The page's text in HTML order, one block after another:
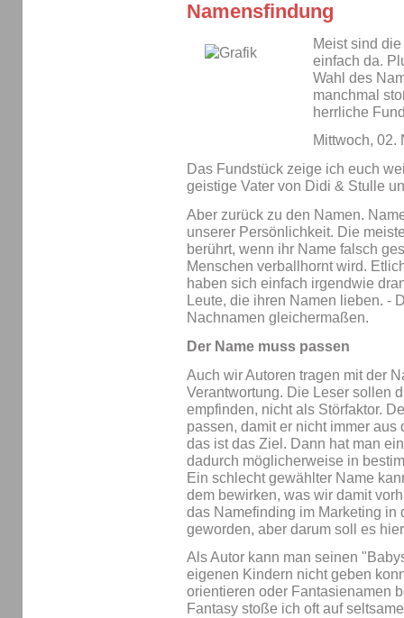
Namensfindung
Meist sind
einfach da.
Wahl des
manchmal
herrliche
Mittwoch, 02.
Das Fundstück zeige ich euch
geistige Vater von Didi & Stulle
Aber zurück zu den Namen.
unserer Persönlichkeit. Die
berührt, wenn ihr Name falsch
Menschen verballhornt wird.
haben sich einfach irgendwie
Leute, die ihren Namen lieben. -
Nachnamen gleichermaßen.
Der Name muss passen
Auch wir Autoren tragen mit der
Verantwortung. Die Leser sollen
empfinden, nicht als Störfaktor.
passen, damit er nicht immer
das ist das Ziel. Dann hat man
dadurch möglicherweise in
Ein schlecht gewählter Name
dem bewirken, was wir damit
das Namefinding im Marketing in
geworden, aber darum soll es
Als Autor kann man seinen
eigenen Kindern nicht geben
orientieren oder Fantasienamen
Fantasy stoße ich oft auf